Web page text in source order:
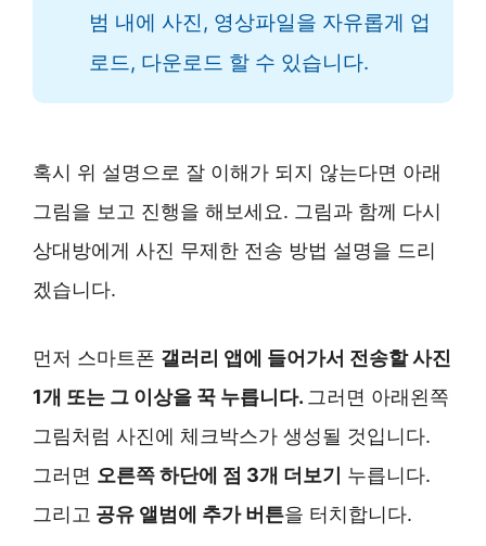
범 내에 사진, 영상파일을 자유롭게 업
로드, 다운로드 할 수 있습니다.
혹시 위 설명으로 잘 이해가 되지 않는다면 아래
그림을 보고 진행을 해보세요. 그림과 함께 다시
상대방에게 사진 무제한 전송 방법 설명을 드리
겠습니다.
먼저 스마트폰 갤러리 앱에 들어가서 전송할 사진
1개 또는 그 이상을 꾹 누릅니다. 그러면 아래왼쪽
그림처럼 사진에 체크박스가 생성될 것입니다.
그러면 오른쪽 하단에 점 3개 더보기
누릅니다.
그리고 공유 앨범에 추가 버튼을 터치합니다.